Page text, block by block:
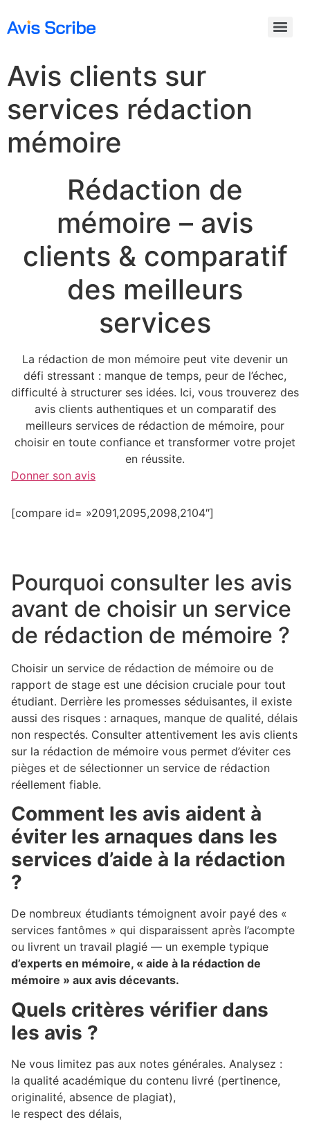
Avis clients sur
services rédaction
mémoire
Rédaction de
mémoire – avis
clients & comparatif
des meilleurs
services
La rédaction de mon mémoire peut vite devenir un
défi stressant : manque de temps, peur de l’échec,
difficulté à structurer ses idées. Ici, vous trouverez des
avis clients authentiques et un comparatif des
meilleurs services de rédaction de mémoire, pour
choisir en toute confiance et transformer votre projet
en réussite.
Donner son avis
[compare id= »2091,2095,2098,2104″]
Pourquoi consulter les avis
avant de choisir un service
de rédaction de mémoire ?
Choisir un service de rédaction de mémoire ou de
rapport de stage est une décision cruciale pour tout
étudiant. Derrière les promesses séduisantes, il existe
aussi des risques : arnaques, manque de qualité, délais
non respectés. Consulter attentivement les avis clients
sur la rédaction de mémoire vous permet d’éviter ces
pièges et de sélectionner un service de rédaction
réellement fiable.
Comment les avis aident à
éviter les arnaques dans les
services d’aide à la rédaction
?
De nombreux étudiants témoignent avoir payé des «
services fantômes » qui disparaissent après l’acompte
ou livrent un travail plagié — un exemple typique
d’experts en mémoire, « aide à la rédaction de
mémoire » aux avis décevants.
Quels critères vérifier dans
les avis ?
Ne vous limitez pas aux notes générales. Analysez :
la qualité académique du contenu livré (pertinence,
originalité, absence de plagiat),
le respect des délais,